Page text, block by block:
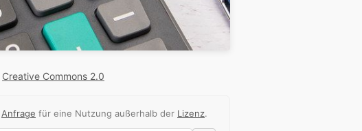
Creative Commons 2.0
Anfrage für eine Nutzung außerhalb der Lizenz.